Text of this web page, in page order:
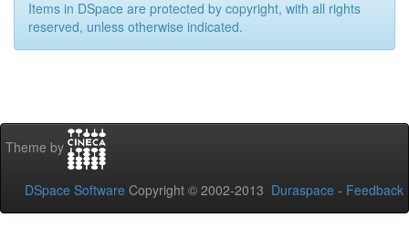
Items in DSpace are protected by copyright, with all rights
reserved, unless otherwise indicated.
Theme by
DSpace Software Copyright © 2002-2013 Duraspace - Feedback